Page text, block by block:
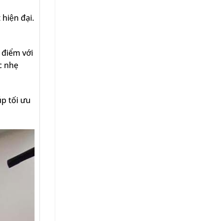
đại.
với
nhẹ
tối ưu